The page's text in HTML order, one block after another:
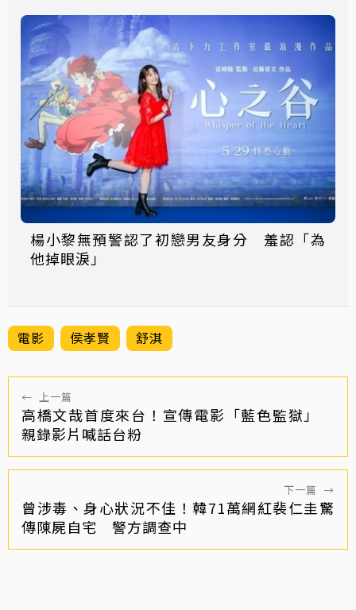
楊小黎無預警認了初戀男友身分 羞認「為
他掉眼淚」
電影 侯孝賢 舒淇
← 上一篇
高橋文哉首度來台！宣傳電影「藍色監獄」
親錄影片喊話台粉
下一篇 →
曾涉毒、身心狀況不佳！韓71萬網紅裴仁圭驚
傳陳屍自宅 警方調查中